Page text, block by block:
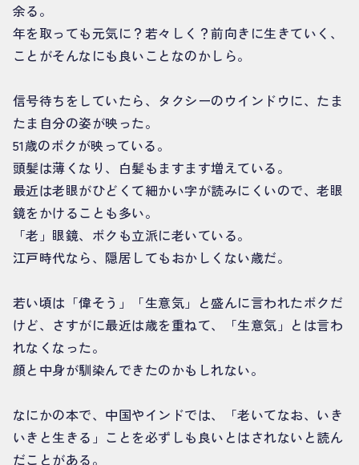
余る。
年を取っても元気に？若々しく？前向きに生きていく、
ことがそんなにも良いことなのかしら。
信号待ちをしていたら、タクシーのウインドウに、たま
たま自分の姿が映った。
51歳のボクが映っている。
頭髪は薄くなり、白髪もますます増えている。
最近は老眼がひどくて細かい字が読みにくいので、老眼
鏡をかけることも多い。
「老」眼鏡、ボクも立派に老いている。
江戸時代なら、隠居してもおかしくない歳だ。
若い頃は「偉そう」「生意気」と盛んに言われたボクだ
けど、さすがに最近は歳を重ねて、「生意気」とは言わ
れなくなった。
顔と中身が馴染んできたのかもしれない。
なにかの本で、中国やインドでは、「老いてなお、いき
いきと生きる」ことを必ずしも良いとはされないと読ん
だことがある。